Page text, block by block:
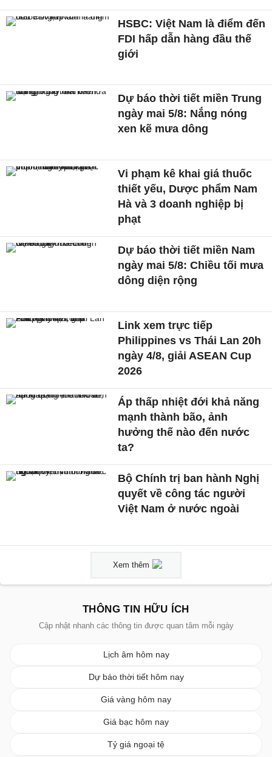
HSBC: Việt Nam là điểm đến
FDI hấp dẫn hàng đầu thế
giới
Dự báo thời tiết miền Trung
ngày mai 5/8: Nắng nóng
xen kẽ mưa dông
Vi phạm kê khai giá thuốc
thiết yếu, Dược phẩm Nam
Hà và 3 doanh nghiệp bị
phạt
Dự báo thời tiết miền Nam
ngày mai 5/8: Chiều tối mưa
dông diện rộng
Link xem trực tiếp
Philippines vs Thái Lan 20h
ngày 4/8, giải ASEAN Cup
2026
Áp thấp nhiệt đới khả năng
mạnh thành bão, ảnh
hưởng thế nào đến nước
ta?
Bộ Chính trị ban hành Nghị
quyết về công tác người
Việt Nam ở nước ngoài
Xem thêm
THÔNG TIN HỮU ÍCH
Cập nhật nhanh các thông tin được quan tâm mỗi ngày
Lịch âm hôm nay
Dự báo thời tiết hôm nay
Giá vàng hôm nay
Giá bạc hôm nay
Tỷ giá ngoại tệ